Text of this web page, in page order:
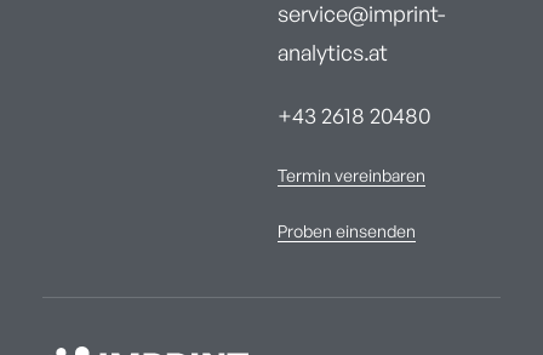
service@imprint-
analytics.at
+43 2618 20480
Termin vereinbaren
Proben einsenden